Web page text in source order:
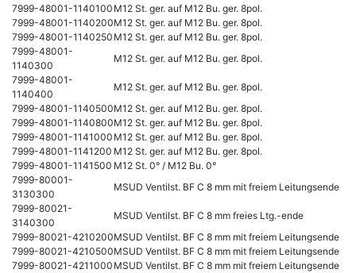
7999-48001-1140100 M12 St. ger. auf M12 Bu. ger. 8pol.
7999-48001-1140200M12 St. ger. auf M12 Bu. ger. 8pol.
7999-48001-1140250 M12 St. ger. auf M12 Bu. ger. 8pol.
7999-48001-
1140300
M12 St. ger. auf M12 Bu. ger. 8pol.
7999-48001-
1140400
M12 St. ger. auf M12 Bu. ger. 8pol.
7999-48001-1140500M12 St. ger. auf M12 Bu. ger. 8pol.
7999-48001-1140800M12 St. ger. auf M12 Bu. ger. 8pol.
7999-48001-1141000 M12 St. ger. auf M12 Bu. ger. 8pol.
7999-48001-1141200 M12 St. ger. auf M12 Bu. ger. 8pol.
7999-48001-1141500 M12 St. 0° / M12 Bu. 0°
7999-80001-
3130300
MSUD Ventilst. BF C 8 mm mit freiem Leitungsende
7999-80021-
3140300
MSUD Ventilst. BF C 8 mm freies Ltg.-ende
7999-80021-4210200MSUD Ventilst. BF C 8 mm mit freiem Leitungsende
7999-80021-4210500MSUD Ventilst. BF C 8 mm mit freiem Leitungsende
7999-80021-4211000 MSUD Ventilst. BF C 8 mm mit freiem Leitungsende